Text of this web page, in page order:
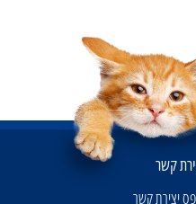
קשר
יצירת קשר